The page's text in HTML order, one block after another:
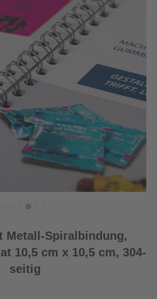
Metall-Spiralbindung,
10,5 cm x 10,5 cm, 304-
seitig